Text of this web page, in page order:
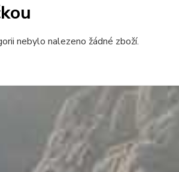
nebylo nalezeno žádné zboží.